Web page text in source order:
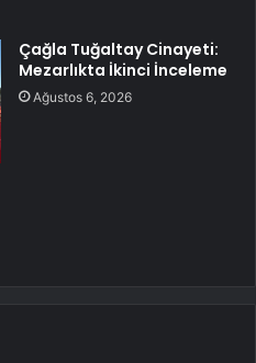
Çağla Tuğaltay Cinayeti:
Mezarlıkta İkinci İnceleme
Ağustos 6, 2026